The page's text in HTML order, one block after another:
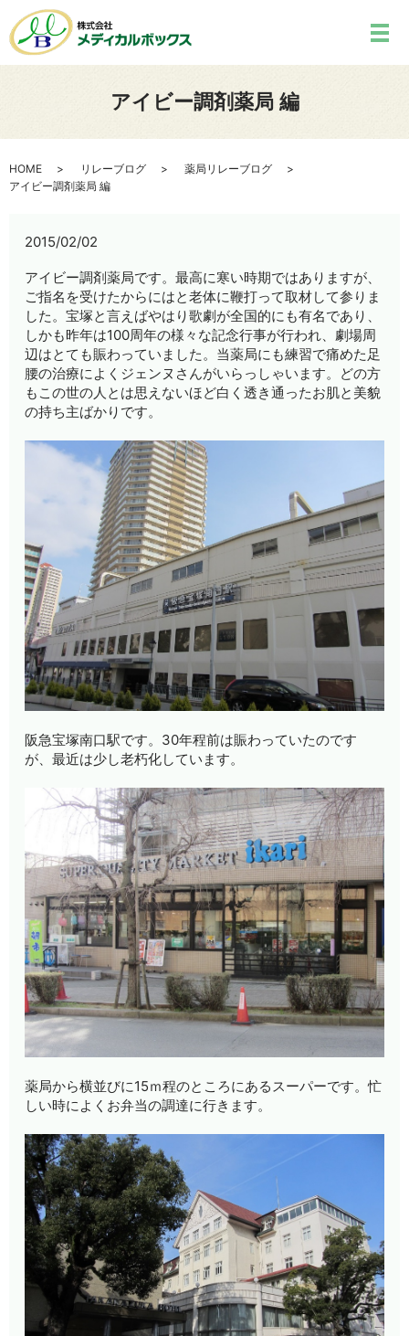
アイビー調剤薬局 編
HOME リレーブログ
薬局リレーブログ
アイビー調剤薬局 編
2015/02/02
アイビー調剤薬局です。最高に寒い時期ではありますが、
ご指名を受けたからにはと老体に鞭打って取材して参りま
した。宝塚と言えばやはり歌劇が全国的にも有名であり、
しかも昨年は100周年の様々な記念行事が行われ、劇場周
辺はとても賑わっていました。当薬局にも練習で痛めた足
腰の治療によくジェンヌさんがいらっしゃいます。どの方
もこの世の人とは思えないほど白く透き通ったお肌と美貌
の持ち主ばかりです。
阪急宝塚南口駅です。30年程前は賑わっていたのです
が、最近は少し老朽化しています。
薬局から横並びに15ｍ程のところにあるスーパーです。忙
しい時によくお弁当の調達に行きます。